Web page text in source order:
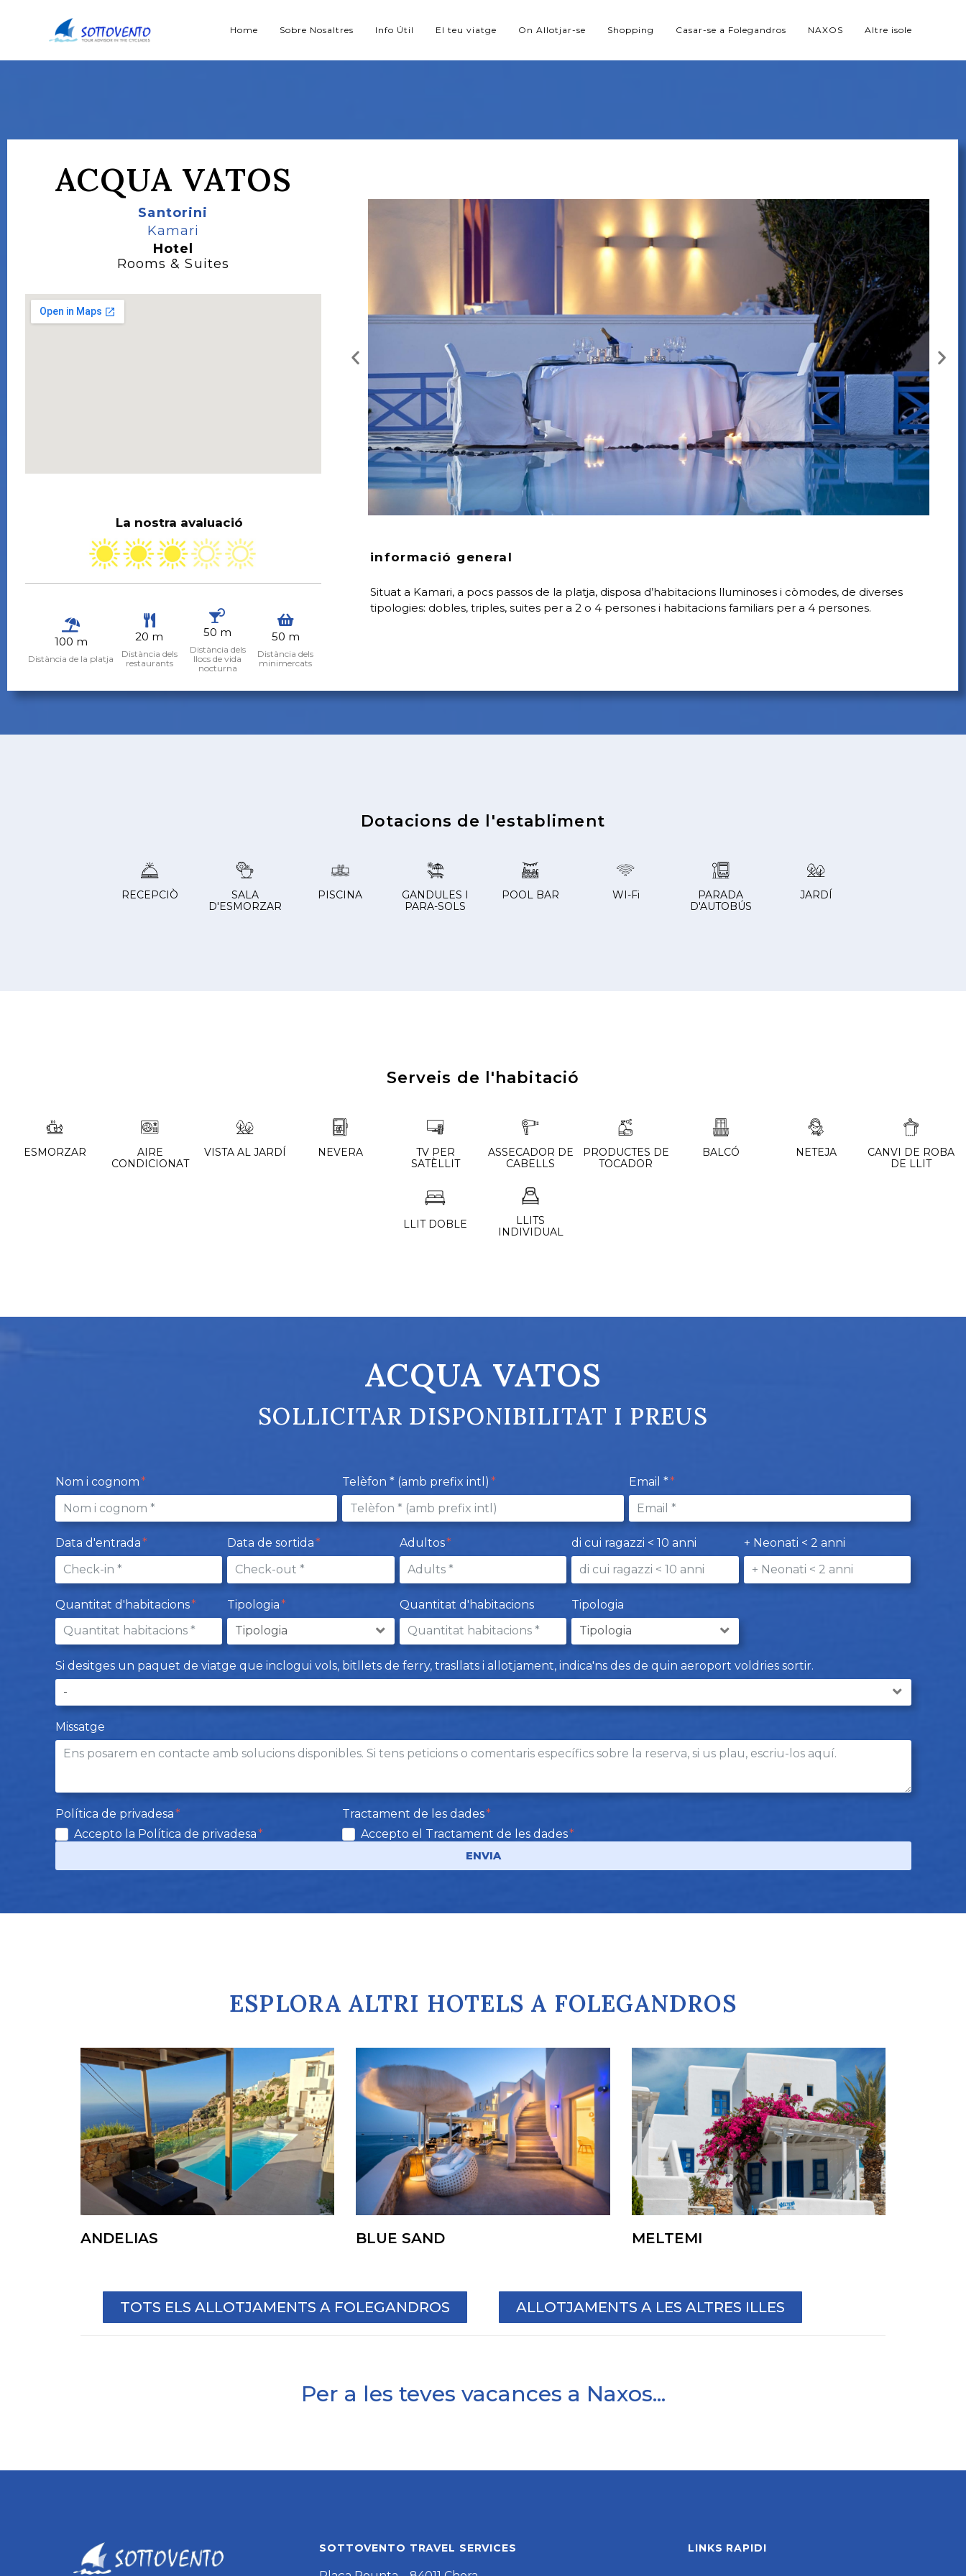
Home Sobre Nosaltres Info Útil El teu viatge On Allotjar-se Shopping Casar-se a Folegandros NAXOS Altre isole
ACQUA VATOS
Santorini
Kamari
Hotel
Rooms & Suites
La nostra avaluació
100 m
Distància de la platja
20 m
Distància dels
restaurants
50 m
Distància dels
llocs de vida
nocturna
50 m
Distància dels
minimercats
informació general
Situat a Kamari, a pocs passos de la platja, disposa d’habitacions lluminoses i còmodes, de diverses
tipologies: dobles, triples, suites per a 2 o 4 persones i habitacions familiars per a 4 persones.
Dotacions de l'establiment
RECEPCIÒ
SALA
D'ESMORZAR
PISCINA
GANDULES I
PARA-SOLS
POOL BAR WI-Fi
PARADA
D'AUTOBÚS
JARDÍ
Serveis de l'habitació
ESMORZAR
AIRE
CONDICIONAT
VISTA AL JARDÍ NEVERA
TV PER
SATÈLLIT
ASSECADOR DE
CABELLS
PRODUCTES DE
TOCADOR
BALCÓ NETEJA
CANVI DE ROBA
DE LLIT
LLIT DOBLE
LLITS
INDIVIDUAL
ACQUA VATOS
SOLLICITAR DISPONIBILITAT I PREUS
Nom i cognom Telèfon * (amb prefix intl) Email *
Data d'entrada Data de sortida Adultos di cui ragazzi < 10 anni + Neonati < 2 anni
Quantitat d'habitacions Tipologia Quantitat d'habitacions Tipologia
Si desitges un paquet de viatge que inclogui vols, bitllets de ferry, trasllats i allotjament, indica'ns des de quin aeroport voldries sortir.
Missatge
Política de privadesa
Accepto la Política de privadesa
Tractament de les dades
Accepto el Tractament de les dades
ENVIA
ESPLORA ALTRI HOTELS A FOLEGANDROS
ANDELIAS BLUE SAND MELTEMI
TOTS ELS ALLOTJAMENTS A FOLEGANDROS ALLOTJAMENTS A LES ALTRES ILLES
Per a les teves vacances a Naxos...
SOTTOVENTO TRAVEL SERVICES LINKS RAPIDI